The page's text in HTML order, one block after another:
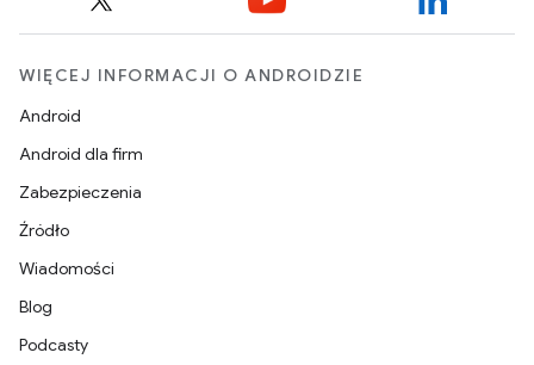
WIĘCEJ INFORMACJI O ANDROIDZIE
Android
Android dla firm
Zabezpieczenia
Źródło
Wiadomości
Blog
Podcasty